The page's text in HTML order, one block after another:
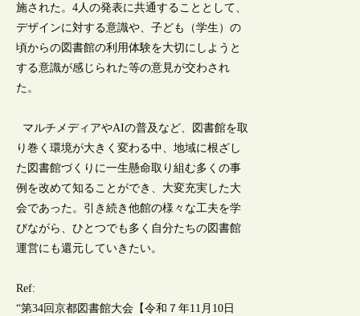
施された。4人の発表に共通することとして、
デザインに対する意識や、子ども（学生）の
頃からの図書館の利用体験を大切にしようと
する意識が感じられた等の意見が交わされ
た。
マルチメディアやAIの普及など、図書館を取
り巻く環境が大きく変わる中、地域に根ざし
た図書館づくりに一生懸命取り組む多くの事
例を改めて知ることができ、大変充実した大
会であった。引き続き他館の様々な工夫を学
びながら、ひとつでも多く自分たちの図書館
運営にも還元していきたい。
Ref:
“第34回京都図書館大会【令和７年11月10日